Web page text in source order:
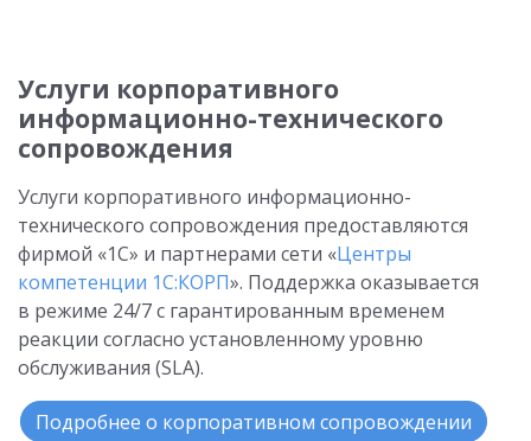
Услуги корпоративного
информационно-технического
сопровождения
Услуги корпоративного информационно-
технического сопровождения предоставляются
фирмой «1С» и партнерами сети «Центры
компетенции 1С:КОРП». Поддержка оказывается
в режиме 24/7 с гарантированным временем
реакции согласно установленному уровню
обслуживания (SLA).
Подробнее о корпоративном сопровождении